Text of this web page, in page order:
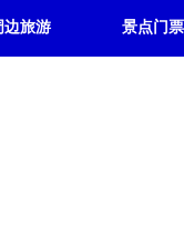
边旅游 景点门票